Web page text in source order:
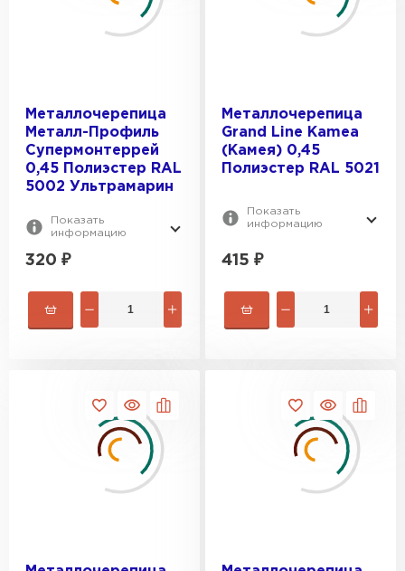
Металлочерепица
Металл-Профиль
Супермонтеррей
0,45 Полиэстер RAL
5002 Ультрамарин
Показать
информацию
320 ₽
Металлочерепица
Grand Line Kamea
(Камея) 0,45
Полиэстер RAL 5021
Показать
информацию
415 ₽
ПЕРЕЙТИ